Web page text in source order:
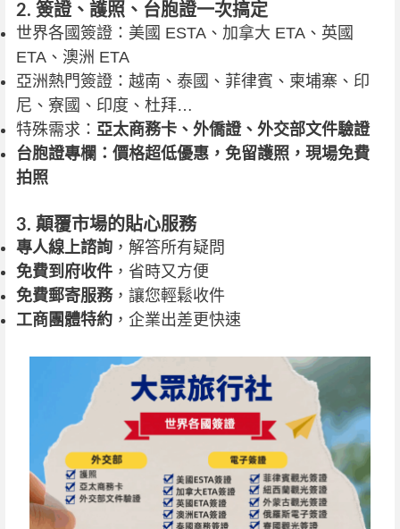
2. 簽證、護照、台胞證一次搞定
世界各國簽證：美國 ESTA、加拿大 ETA、英國
ETA、澳洲 ETA
亞洲熱門簽證：越南、泰國、菲律賓、柬埔寨、印
尼、寮國、印度、杜拜…
特殊需求： 亞太商務卡、外僑證、外交部文件驗證
台胞證專欄：價格超低優惠，免留護照，現場免費
拍照
3. 顛覆市場的貼心服務
專人線上諮詢，解答所有疑問
免費到府收件，省時又方便
免費郵寄服務，讓您輕鬆收件
工商團體特約，企業出差更快速